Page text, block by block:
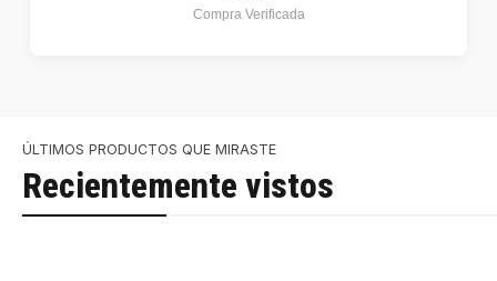
Compra Verificada
ÚLTIMOS PRODUCTOS QUE MIRASTE
Recientemente vistos